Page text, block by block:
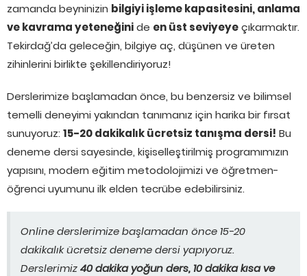
zamanda beyninizin bilgiyi işleme kapasitesini, anlama
ve kavrama yeteneğinide en üst seviyeyeçıkarmaktır.
Tekirdağ’da geleceğin, bilgiye aç, düşünen ve üreten
zihinlerini birlikte şekillendiriyoruz!
Derslerimize başlamadan önce, bu benzersiz ve bilimsel
temelli deneyimi yakından tanımanız için harika bir fırsat
sunuyoruz: 15-20 dakikalık ücretsiz tanışma dersi! Bu
deneme dersi sayesinde, kişiselleştirilmiş programımızın
yapısını, modern eğitim metodolojimizi ve öğretmen-
öğrenci uyumunu ilk elden tecrübe edebilirsiniz.
Online derslerimize başlamadan önce 15-20
dakikalık ücretsiz deneme dersi yapıyoruz.
Derslerimiz40 dakika yoğun ders, 10 dakika kısa ve